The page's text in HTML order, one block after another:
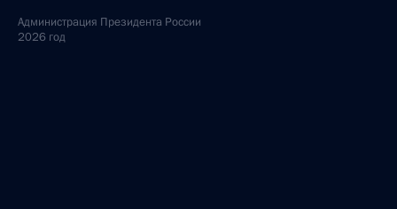
Администрация Президента России
2026 год